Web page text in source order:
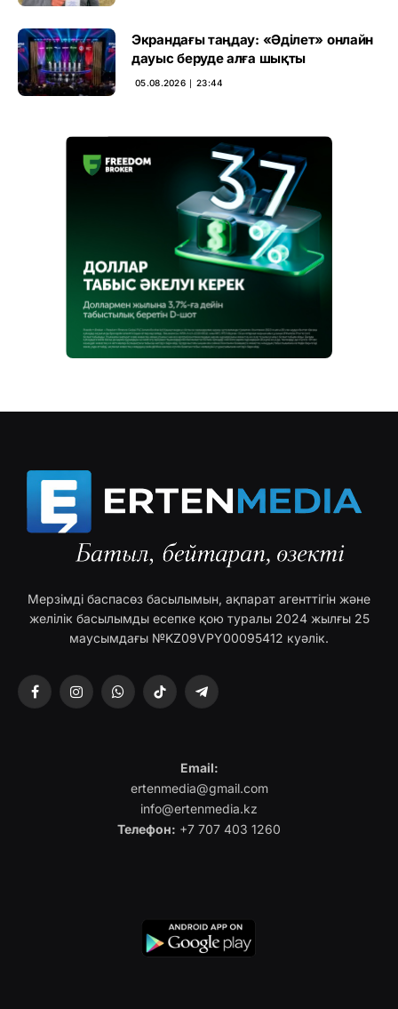
Экрандағы таңдау: «Әділет» онлайн
дауыс беруде алға шықты
05.08.2026 ∣ 23:44
Мерзімді баспасөз басылымын, ақпарат агенттігін және
желілік басылымды есепке қою туралы 2024 жылғы 25
маусымдағы №KZ09VPY00095412 куәлік.
FacebookInstagramWhatsAppTikTok Telegram
Email:
ertenmedia@gmail.com
info@ertenmedia.kz
Телефон: +7 707 403 1260